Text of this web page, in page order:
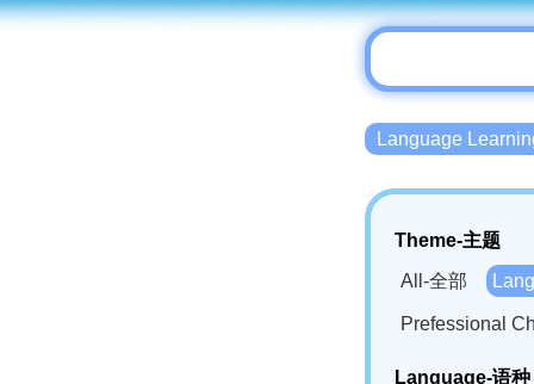
Language
Theme-主题
All-全部
Prefessional
Language-语种